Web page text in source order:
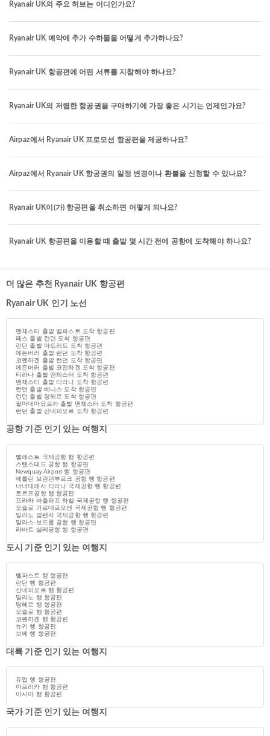
Ryanair UK의 주요 허브는 어디인가요?
Ryanair UK 예약에 추가 수하물을 어떻게 추가하나요?
Ryanair UK 항공편에 어떤 서류를 지참해야 하나요?
Ryanair UK의 저렴한 항공권을 구매하기에 가장 좋은 시기는 언제인가요?
Airpaz에서 Ryanair UK 프로모션 항공편을 제공하나요?
Airpaz에서 Ryanair UK 항공권의 일정 변경이나 환불을 신청할 수 있나요?
Ryanair UK이(가) 항공편을 취소하면 어떻게 되나요?
Ryanair UK 항공편을 이용할 때 출발 몇 시간 전에 공항에 도착해야 하나요?
더 많은 추천 Ryanair UK 항공편
Ryanair UK 인기 노선
맨체스터 출발 벨파스트 도착 항공편
페스 출발 런던 도착 항공편
런던 출발 마드리드 도착 항공편
에든버러 출발 런던 도착 항공편
코펜하겐 출발 런던 도착 항공편
에든버러 출발 코펜하겐 도착 항공편
티라나 출발 맨체스터 도착 항공편
맨체스터 출발 티라나 도착 항공편
런던 출발 베니스 도착 항공편
런던 출발 탕헤르 도착 항공편
팔마데마요르카 출발 맨체스터 도착 항공편
런던 출발 산네피오르 도착 항공편
공항 기준 인기 있는 여행지
벨패스트 국제공항 행 항공편
스탠스테드 공항 행 항공편
Newquay Airport 행 항공편
베를린 브란덴부르크 공항 행 항공편
너너테레사 티라나 국제공항 행 항공편
토르프공항 행 항공편
프라하 바츨라프 하벨 국제공항 행 항공편
오슬로 가르데르모엔 국제공항 행 항공편
밀라노 말펜사 국제공항 행 항공편
말라스-보드룸 공항 행 항공편
라바트 살레공항 행 항공편
도시 기준 인기 있는 여행지
벨파스트 행 항공편
런던 행 항공편
산네피오르 행 항공편
밀라노 행 항공편
탕헤르 행 항공편
오슬로 행 항공편
코펜하겐 행 항공편
뉴키 행 항공편
보베 행 항공편
대륙 기준 인기 있는 여행지
유럽 행 항공편
아프리카 행 항공편
아시아 행 항공편
국가 기준 인기 있는 여행지